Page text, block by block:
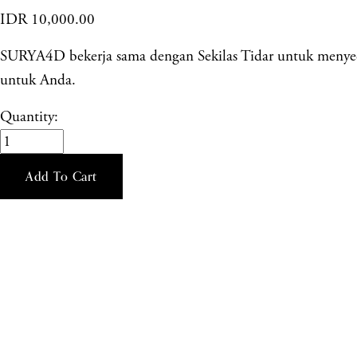
IDR 10,000.00
SURYA4D bekerja sama dengan Sekilas Tidar untuk
untuk Anda.
Quantity:
Add To Cart